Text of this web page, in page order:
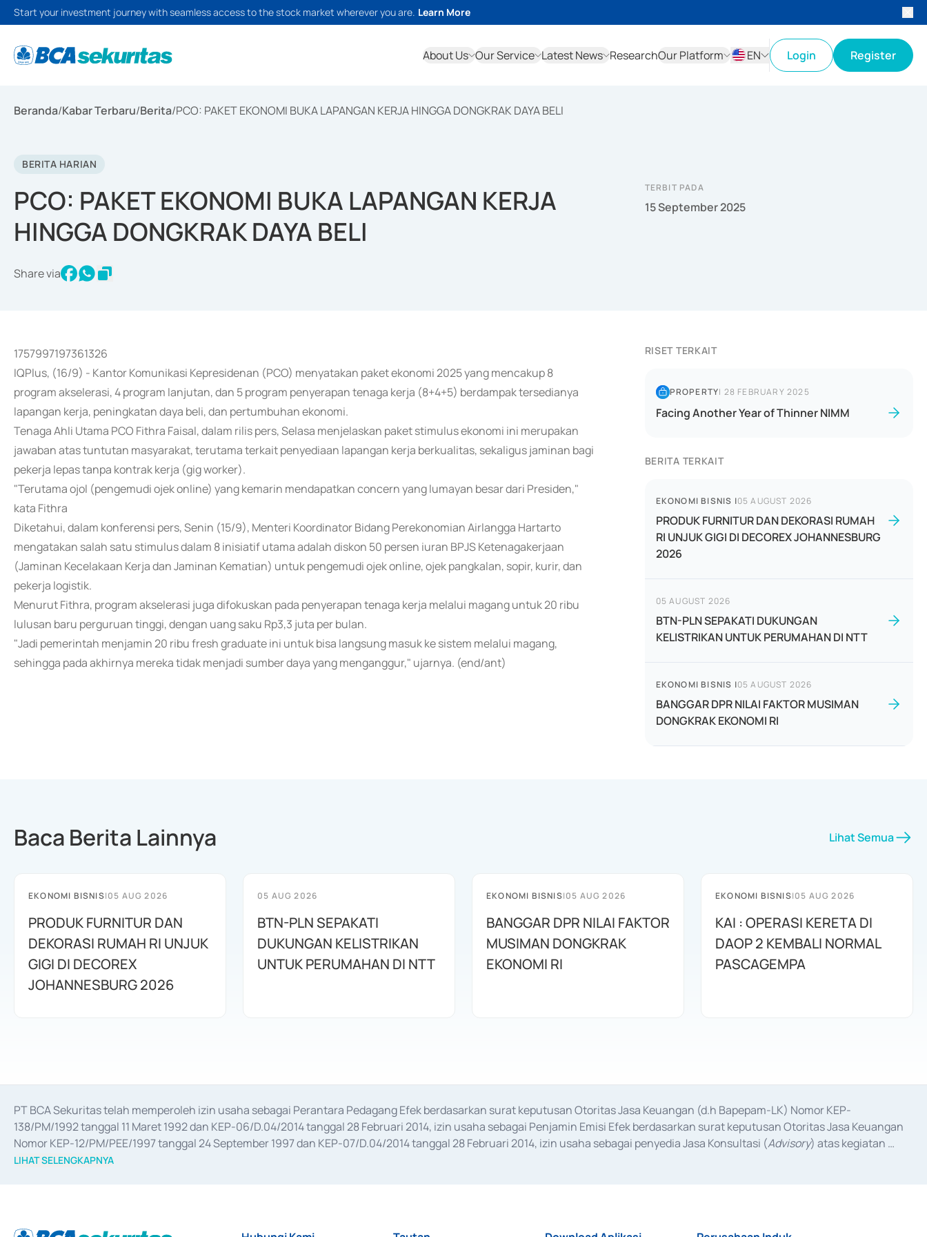
Start your investment journey with seamless access to the stock market wherever you are. Learn More
About Us Our Service Latest News ResearchOur Platform
EN
Login Register
Beranda/Kabar Terbaru/Berita/PCO: PAKET EKONOMI BUKA LAPANGAN KERJA HINGGA DONGKRAK DAYA BELI
BERITA HARIAN
PCO: PAKET EKONOMI BUKA LAPANGAN KERJA
HINGGA DONGKRAK DAYA BELI
Share via
TERBIT PADA
15 September 2025
1757997197361326
IQPlus, (16/9) - Kantor Komunikasi Kepresidenan (PCO) menyatakan paket ekonomi 2025 yang mencakup 8
program akselerasi, 4 program lanjutan, dan 5 program penyerapan tenaga kerja (8+4+5) berdampak tersedianya
lapangan kerja, peningkatan daya beli, dan pertumbuhan ekonomi.
Tenaga Ahli Utama PCO Fithra Faisal, dalam rilis pers, Selasa menjelaskan paket stimulus ekonomi ini merupakan
jawaban atas tuntutan masyarakat, terutama terkait penyediaan lapangan kerja berkualitas, sekaligus jaminan bagi
pekerja lepas tanpa kontrak kerja (gig worker).
"Terutama ojol (pengemudi ojek online) yang kemarin mendapatkan concern yang lumayan besar dari Presiden,"
kata Fithra
Diketahui, dalam konferensi pers, Senin (15/9), Menteri Koordinator Bidang Perekonomian Airlangga Hartarto
mengatakan salah satu stimulus dalam 8 inisiatif utama adalah diskon 50 persen iuran BPJS Ketenagakerjaan
(Jaminan Kecelakaan Kerja dan Jaminan Kematian) untuk pengemudi ojek online, ojek pangkalan, sopir, kurir, dan
pekerja logistik.
Menurut Fithra, program akselerasi juga difokuskan pada penyerapan tenaga kerja melalui magang untuk 20 ribu
lulusan baru perguruan tinggi, dengan uang saku Rp3,3 juta per bulan.
"Jadi pemerintah menjamin 20 ribu fresh graduate ini untuk bisa langsung masuk ke sistem melalui magang,
sehingga pada akhirnya mereka tidak menjadi sumber daya yang menganggur," ujarnya. (end/ant)
RISET TERKAIT
PROPERTY| 28 FEBRUARY 2025
Facing Another Year of Thinner NIMM
BERITA TERKAIT
EKONOMI BISNIS |05 AUGUST 2026
PRODUK FURNITUR DAN DEKORASI RUMAH
RI UNJUK GIGI DI DECOREX JOHANNESBURG
2026
05 AUGUST 2026
BTN-PLN SEPAKATI DUKUNGAN
KELISTRIKAN UNTUK PERUMAHAN DI NTT
EKONOMI BISNIS |05 AUGUST 2026
BANGGAR DPR NILAI FAKTOR MUSIMAN
DONGKRAK EKONOMI RI
Baca Berita Lainnya Lihat Semua
EKONOMI BISNIS|05 AUG 2026
PRODUK FURNITUR DAN
DEKORASI RUMAH RI UNJUK
GIGI DI DECOREX
JOHANNESBURG 2026
05 AUG 2026
BTN-PLN SEPAKATI
DUKUNGAN KELISTRIKAN
UNTUK PERUMAHAN DI NTT
EKONOMI BISNIS|05 AUG 2026
BANGGAR DPR NILAI FAKTOR
MUSIMAN DONGKRAK
EKONOMI RI
EKONOMI BISNIS|05 AUG 2026
KAI : OPERASI KERETA DI
DAOP 2 KEMBALI NORMAL
PASCAGEMPA
PT BCA Sekuritas telah memperoleh izin usaha sebagai Perantara Pedagang Efek berdasarkan surat keputusan Otoritas Jasa Keuangan (d.h Bapepam-LK) Nomor KEP-
138/PM/1992 tanggal 11 Maret 1992 dan KEP-06/D.04/2014 tanggal 28 Februari 2014, izin usaha sebagai Penjamin Emisi Efek berdasarkan surat keputusan Otoritas Jasa Keuangan
Nomor KEP-12/PM/PEE/1997 tanggal 24 September 1997 dan KEP-07/D.04/2014 tanggal 28 Februari 2014, izin usaha sebagai penyedia Jasa Konsultasi (Advisory) atas kegiatan
merger, akuisisi, divestasi, dan
LIHAT SELENGKAPNYA